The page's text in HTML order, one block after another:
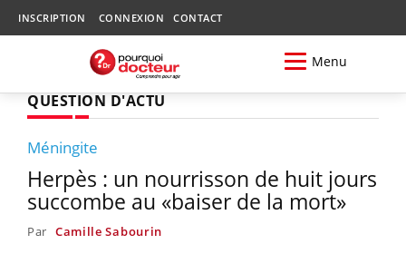
INSCRIPTION CONNEXION CONTACT
Menu
QUESTION D'ACTU
Méningite
Herpès : un nourrisson de huit jours
succombe au «baiser de la mort»
Par Camille Sabourin